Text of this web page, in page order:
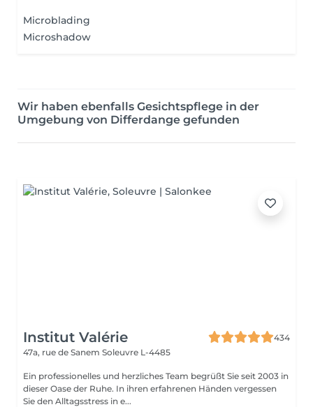
Microblading
Microshadow
Wir haben ebenfalls Gesichtspflege in der
Umgebung von Differdange gefunden
Institut Valérie
434
47a, rue de Sanem Soleuvre L-4485
Ein professionelles und herzliches Team begrüßt Sie seit 2003 in
dieser Oase der Ruhe. In ihren erfahrenen Händen vergessen
Sie den Alltagsstress in e...